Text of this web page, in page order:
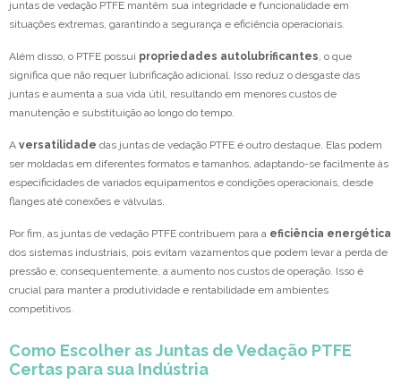
juntas de vedação PTFE mantêm sua integridade e funcionalidade em
situações extremas, garantindo a segurança e eficiência operacionais.
Além disso, o PTFE possui propriedades autolubrificantes, o que
significa que não requer lubrificação adicional. Isso reduz o desgaste das
juntas e aumenta a sua vida útil, resultando em menores custos de
manutenção e substituição ao longo do tempo.
A versatilidade das juntas de vedação PTFE é outro destaque. Elas podem
ser moldadas em diferentes formatos e tamanhos, adaptando-se facilmente às
especificidades de variados equipamentos e condições operacionais, desde
flanges até conexões e válvulas.
Por fim, as juntas de vedação PTFE contribuem para a eficiência energética
dos sistemas industriais, pois evitam vazamentos que podem levar a perda de
pressão e, consequentemente, a aumento nos custos de operação. Isso é
crucial para manter a produtividade e rentabilidade em ambientes
competitivos.
Como Escolher as Juntas de Vedação PTFE
Certas para sua Indústria